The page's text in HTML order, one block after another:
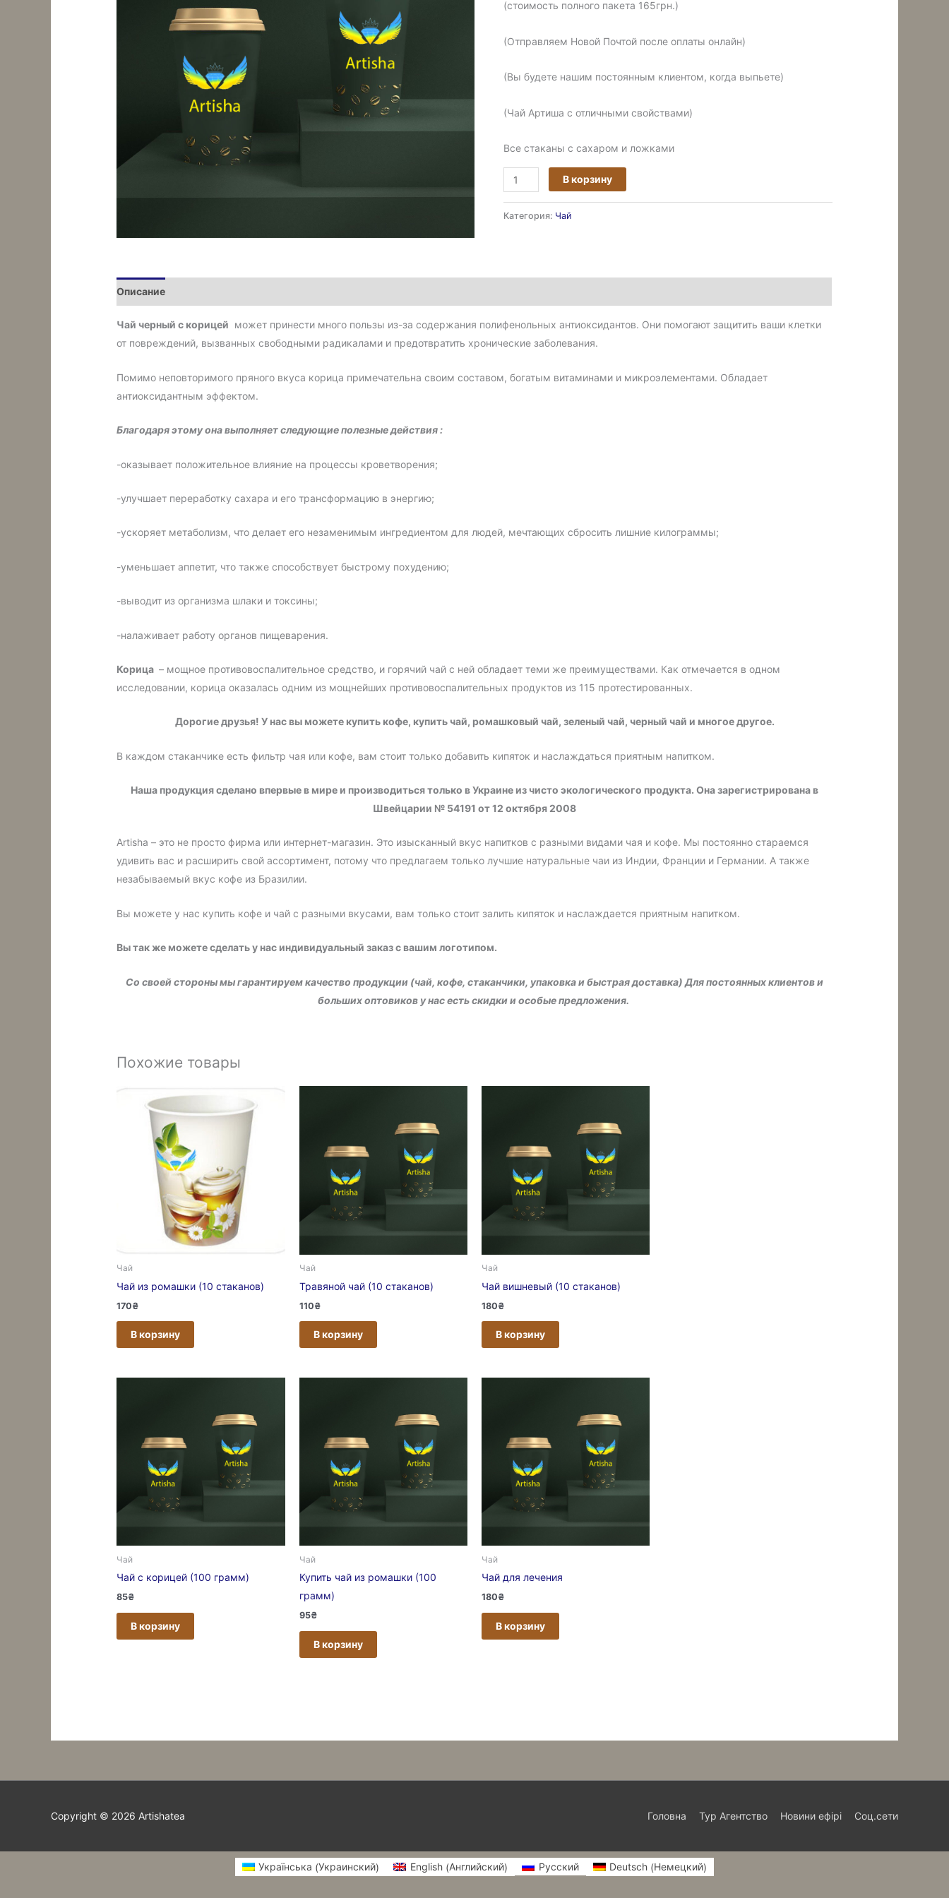
(стоимость полного пакета 165грн.)
(Отправляем Новой Почтой после оплаты онлайн)
(Вы будете нашим постоянным клиентом, когда выпьете)
(Чай Артиша с отличными свойствами)
Все стаканы с сахаром и ложками
В корзину
Категория: Чай
Описание
Чай черныйс корицей может принести много пользы из-за содержания полифенольных антиоксидантов. Они помогают защитить ваши клетки
от повреждений, вызванных свободными радикалами и предотвратить хронические заболевания.
Помимо неповторимого пряного вкуса корица примечательна своим составом, богатым витаминами и микроэлементами. Обладает
антиоксидантным эффектом.
Благодаряэтомуонавыполняетследующиеполезныедействия:
-оказывает положительное влияние на процессы кроветворения;
-улучшает переработку сахара и его трансформацию в энергию;
-ускоряет метаболизм, что делает его незаменимым ингредиентом для людей, мечтающих сбросить лишние килограммы;
-уменьшает аппетит, что также способствует быстрому похудению;
-выводит из организма шлаки и токсины;
-налаживает работу органов пищеварения.
Корица – мощное противовоспалительное средство, и горячий чай с ней обладает теми же преимуществами. Как отмечается в одном
исследовании, корица оказалась одним из мощнейших противовоспалительных продуктов из 115 протестированных.
Дорогие друзья! У нас вы можете купить кофе, купить чай, ромашковый чай, зеленый чай, черный чай и многое другое.
В каждом стаканчике есть фильтр чая или кофе, вам стоит только добавить кипяток и наслаждаться приятным напитком.
Наша продукция сделано впервые в мире и производиться только в Украине из чисто экологического продукта. Она зарегистрирована в
Швейцарии № 54191 от 12 октября 2008
Artisha – это не просто фирма или интернет-магазин. Это изысканный вкус напитков с разными видами чая и кофе. Мы постоянно стараемся
удивить вас и расширить свой ассортимент, потому что предлагаем только лучшие натуральные чаи из Индии, Франции и Германии. А также
незабываемый вкус кофе из Бразилии.
Вы можете у нас купить кофе и чай с разными вкусами, вам только стоит залить кипяток и наслаждается приятным напитком.
Вы так же можете сделать у нас индивидуальный заказ с вашим логотипом.
Со своей стороны мы гарантируем качество продукции (чай, кофе, стаканчики, упаковка и быстрая доставка) Для постоянных клиентов и
больших оптовиков у нас есть скидки и особые предложения.
Похожие товары
Чай
Чай из ромашки (10 стаканов)
170₴
В корзину
Чай
Травяной чай (10 стаканов)
110₴
В корзину
Чай
Чай вишневый (10 стаканов)
180₴
В корзину
Чай
Чай с корицей (100 грамм)
85₴
В корзину
Чай
Купить чай из ромашки (100
грамм)
95₴
В корзину
Чай
Чай для лечения
180₴
В корзину
Copyright © 2026 Artishatea Головна Тур Агентство Новини ефірі Соц.сети
Українська (Украинский) English (Английский) Русский Deutsch (Немецкий)